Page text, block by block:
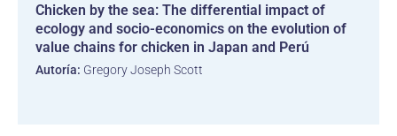
Chicken by the sea: The differential impact of
ecology and socio-economics on the evolution of
value chains for chicken in Japan and Perú
Autoría: Gregory Joseph Scott